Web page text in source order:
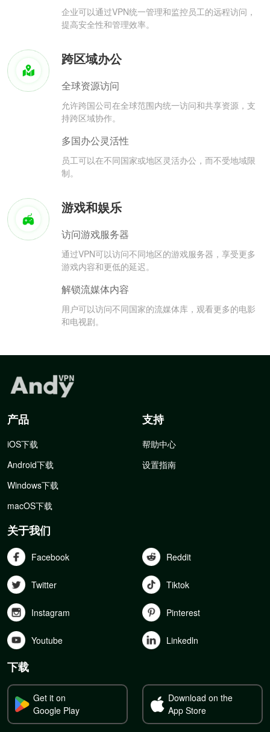
企业可以通过VPN统一管理和监控员工的远程访问，
提高安全性和管理效率。
跨区域办公
全球资源访问
允许跨国公司在全球范围内统一访问和共享资源，支
持跨区域协作。
多国办公灵活性
员工可以在不同国家或地区灵活办公，而不受地域限
制。
游戏和娱乐
访问游戏服务器
通过VPN可以访问不同地区的游戏服务器，享受更多
游戏内容和更低的延迟。
解锁流媒体内容
用户可以访问不同国家的流媒体库，观看更多的电影
和电视剧。
产品
iOS下载
Android下载
Windows下载
macOS下载
支持
帮助中心
设置指南
关于我们
Facebook Reddit
Twitter Tiktok
Instagram Pinterest
Youtube Linkedln
下载
Get it on
Google Play
Download on the
App Store